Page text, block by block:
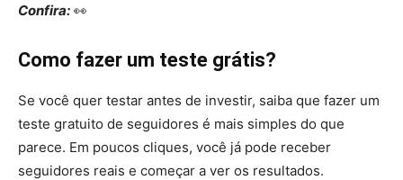
Confira: 👀
Como fazer um teste grátis?
Se você quer testar antes de investir, saiba que fazer um
teste gratuito de seguidores é mais simples do que
parece. Em poucos cliques, você já pode receber
seguidores reais e começar a ver os resultados.